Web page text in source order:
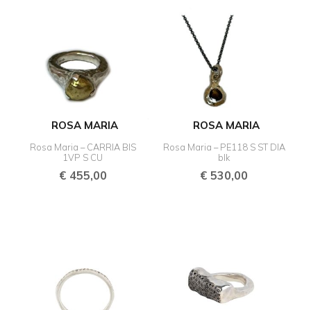
ROSA MARIA
Rosa Maria – CARRIA BIS
1VP S CU
€455,00
ROSA MARIA
Rosa Maria – PE118 S ST DIA
blk
€ 530,00